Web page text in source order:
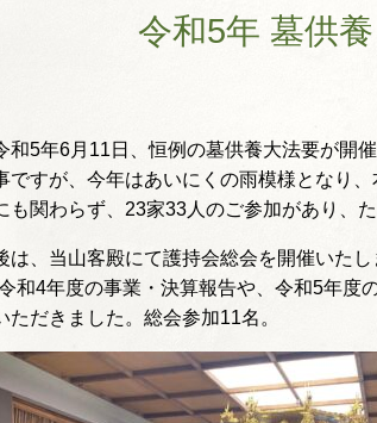
令和5年 墓供
和5年6月11日、恒例の墓供養大法要が開
ですが、今年はあいにくの雨模様となり
も関わらず、23家33人のご参加があり、
は、当山客殿にて護持会総会を開催いた
和4年度の事業・決算報告や、令和5年度
ただきました。総会参加11名。